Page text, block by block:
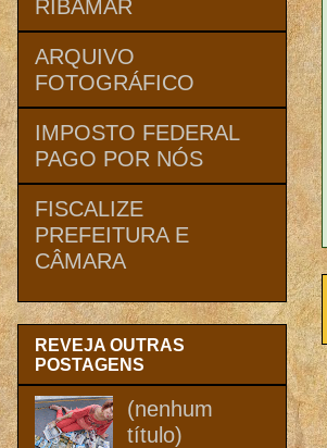
RIBAMAR
ARQUIVO
FOTOGRÁFICO
IMPOSTO FEDERAL
PAGO POR NÓS
FISCALIZE
PREFEITURA E
CÂMARA
REVEJA OUTRAS
POSTAGENS
(nenhum
título)